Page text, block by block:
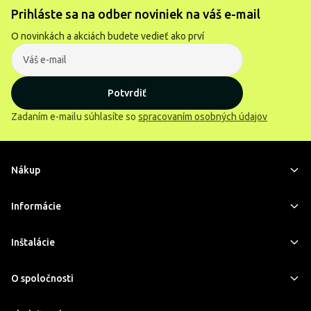
Prihláste sa na odber noviniek na váš e-mail
O novinkách a akciách budete vedieť ako prví
Potvrdiť
Zadaním e-mailu súhlasíte so spracovaním osobných údajov
Nákup
Informácie
Inštalácie
O spoločnosti